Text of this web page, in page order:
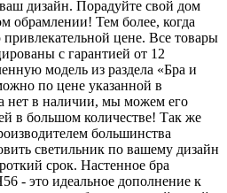
дизайн. Порадуйте свой дом
обрамлении! Тем более, когда
цене. Все товары
с гарантией от 12
модель из раздела «Бра и
по цене указанной в
нет в наличии, мы можем его
в большом количестве! Так же
большинства
светильник по вашему дизайн
срок. Настенное бра
- это идеальное дополнение к